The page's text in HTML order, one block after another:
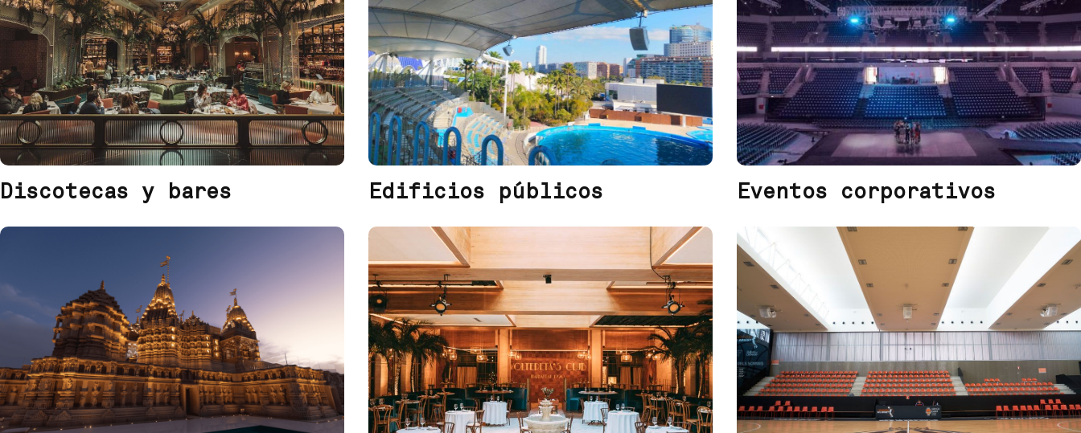
Discotecas y bares Edificios públicos Eventos corporativos